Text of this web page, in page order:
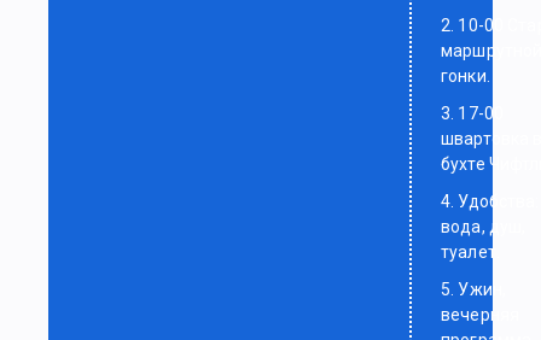
2. 10-00
гонки.
3. 17-00
швартовка
бухте
4. Удобства:
вода, душ,
туалет.
5. Ужин,
вечерняя